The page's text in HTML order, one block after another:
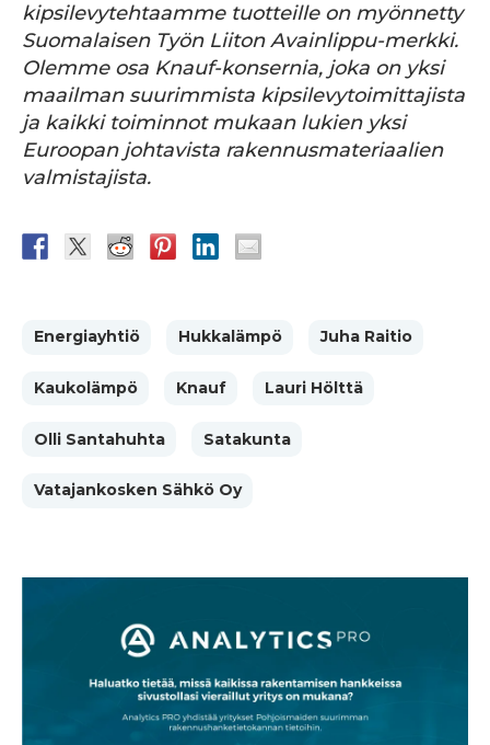
kipsilevytehtaamme tuotteille on myönnetty
Suomalaisen Työn Liiton Avainlippu-merkki.
Olemme osa Knauf-konsernia, joka on yksi
maailman suurimmista kipsilevytoimittajista
ja kaikki toiminnot mukaan lukien yksi
Euroopan johtavista rakennusmateriaalien
valmistajista.
Energiayhtiö Hukkalämpö Juha Raitio
Kaukolämpö Knauf Lauri Hölttä
Olli Santahuhta Satakunta
Vatajankosken Sähkö Oy